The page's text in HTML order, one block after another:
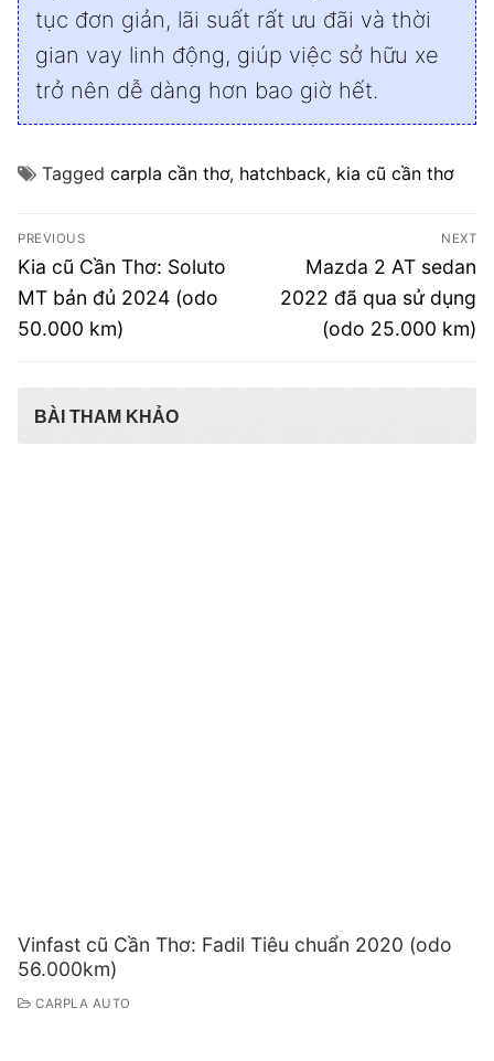
tục đơn giản, lãi suất rất ưu đãi và thời
gian vay linh động, giúp việc sở hữu xe
trở nên dễ dàng hơn bao giờ hết.
Tagged carpla cần thơ, hatchback, kia cũ cần thơ
Điều
hướng
bài
viết
PREVIOUS
Previous
post:
Kia cũ Cần Thơ: Soluto
MT bản đủ 2024 (odo
50.000 km)
NEXT
Next
post:
Mazda 2 AT sedan
2022 đã qua sử dụng
(odo 25.000 km)
BÀI THAM KHẢO
Vinfast cũ Cần Thơ: Fadil Tiêu chuẩn 2020 (odo
56.000km)
CARPLA AUTO